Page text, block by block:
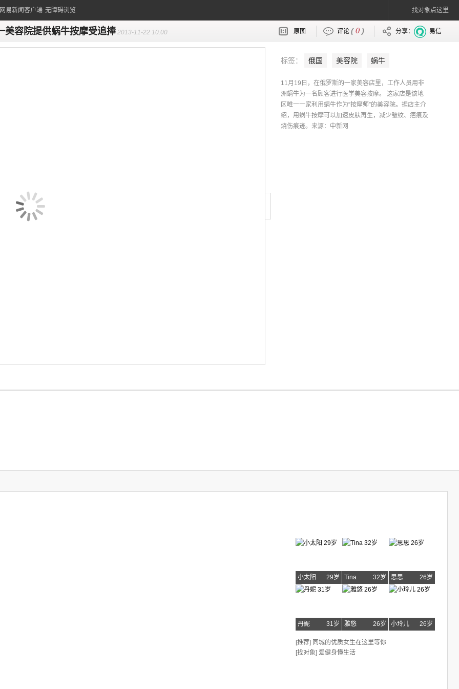
易新闻客户端 无障碍浏览 找对象点这里
美容院提供蜗牛按摩受追捧 2013-11-22 10:00 原图 评论 (0 ) 分享： 易信
标签： 俄国 美容院 蜗牛
11月19日，在俄罗斯的一家美容店里，工作人员用非
洲蜗牛为一名顾客进行医学美容按摩。 这家店是该地
区唯一一家利用蜗牛作为“按摩师”的美容院。据店主介
绍，用蜗牛按摩可以加速皮肤再生，减少皱纹、疤痕及
烧伤痕迹。来源：中新网
小太阳 29岁 Tina 32岁 思思 26岁
丹妮 31岁 雅悠 26岁 小玲儿 26岁
[推荐] 同城的优质女生在这里等你
[找对象] 爱健身懂生活